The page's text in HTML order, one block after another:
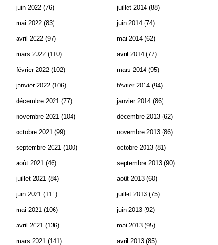
juin 2022 (76)
mai 2022 (83)
avril 2022 (97)
mars 2022 (110)
février 2022 (102)
janvier 2022 (106)
décembre 2021 (77)
novembre 2021 (104)
octobre 2021 (99)
septembre 2021 (100)
août 2021 (46)
juillet 2021 (84)
juin 2021 (111)
mai 2021 (106)
avril 2021 (136)
mars 2021 (141)
juillet 2014 (88)
juin 2014 (74)
mai 2014 (62)
avril 2014 (77)
mars 2014 (95)
février 2014 (94)
janvier 2014 (86)
décembre 2013 (62)
novembre 2013 (86)
octobre 2013 (81)
septembre 2013 (90)
août 2013 (60)
juillet 2013 (75)
juin 2013 (92)
mai 2013 (95)
avril 2013 (85)